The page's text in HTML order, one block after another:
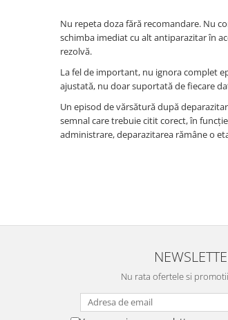
Nu repeta doza fără recomandare. Nu
schimba imediat cu alt antiparazitar în
rezolvă.
La fel de important, nu ignora complet
ajustată, nu doar suportată de fiecare
Un episod de vărsătură după
semnal care trebuie citit corect, în
administrare, deparazitarea rămâne o
Nu rata ofertele si